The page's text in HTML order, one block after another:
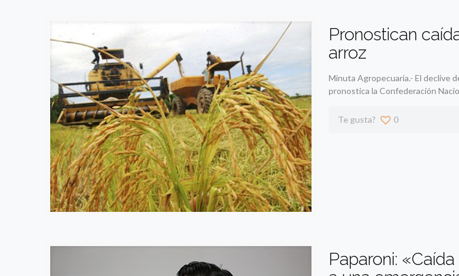
Pronostican
arroz
Minuta Agropecuaria.- El declive
pronostica la Confederación
Te gusta? 0
Paparoni: